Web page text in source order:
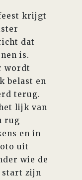
krijgt
dat
is.
wordt
belast en
terug.
lijk van
rug
en in
uit
wie de
zijn